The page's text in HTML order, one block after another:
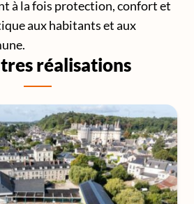
à la fois protection, confort et
aux habitants et aux
réalisations